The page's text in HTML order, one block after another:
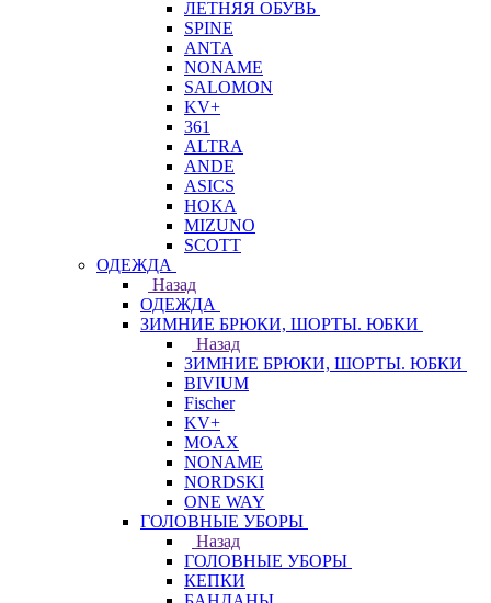
ЛЕТНЯЯ ОБУВЬ
SPINE
ANTA
NONAME
SALOMON
KV+
361
ALTRA
ANDE
ASICS
HOKA
MIZUNO
SCOTT
ОДЕЖДА
Назад
ОДЕЖДА
ЗИМНИЕ БРЮКИ, ШОРТЫ. ЮБКИ
Назад
ЗИМНИЕ БРЮКИ, ШОРТЫ. ЮБКИ
BIVIUM
Fischer
KV+
MOAX
NONAME
NORDSKI
ONE WAY
ГОЛОВНЫЕ УБОРЫ
Назад
ГОЛОВНЫЕ УБОРЫ
КЕПКИ